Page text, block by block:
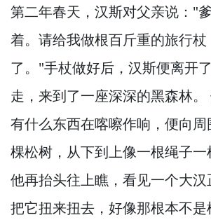
第二年春天， 汉斯对父亲说："爹
着。 请给我做根百斤重的旅行杖
了。 "手杖做好后， 汉斯便离开
走， 来到了一座深深的黑森林。
有什么东西在喀嚓作响， 便向周
棵松树， 从下到上像一根绳子一
他再抬头往上瞧， 看见一个大汉
把它扭来扭去， 好像那根本不是